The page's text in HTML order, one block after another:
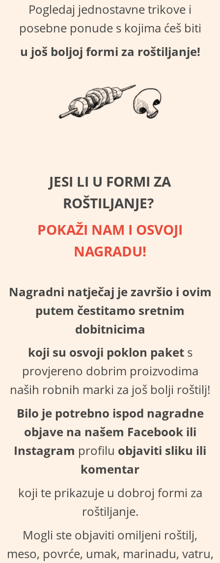
Pogledaj jednostavne trikove i
posebne ponude s kojima ćeš biti
u još boljoj formi za roštiljanje!
JESI LI U FORMI ZA
ROŠTILJANJE?
POKAŽI NAM I OSVOJI
NAGRADU!
Nagradni natječaj je završio i ovim
putem čestitamo sretnim
dobitnicima
koji su osvoji poklon paket s
provjereno dobrim proizvodima
naših robnih marki za još bolji roštilj!
Bilo je potrebno ispod nagradne
objave na našem Facebookili
Instagram profilu objaviti sliku ili
komentar
koji te prikazuje u dobroj formi za
roštiljanje.
Mogli ste objaviti omiljeni roštilj,
meso, povrće, umak, marinadu, vatru,